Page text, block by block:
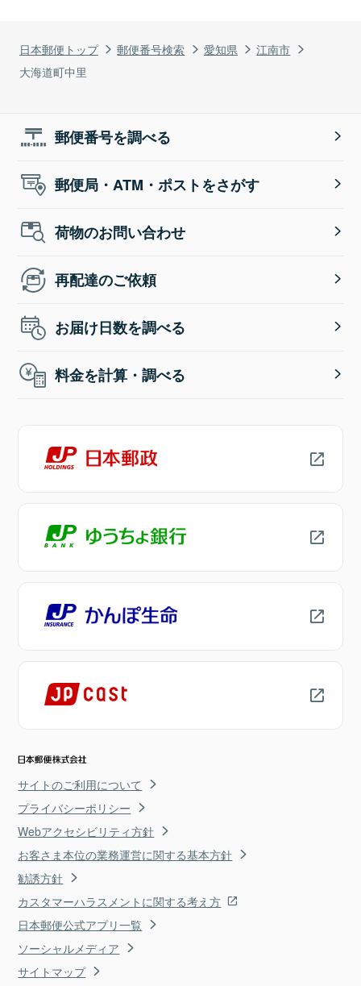
日本郵便トップ 郵便番号検索 愛知県
江南市
大海道町中里
郵便番号を調べる
郵便局・ATM・ポストをさがす
荷物のお問い合わせ
再配達のご依頼
お届け日数を調べる
料金を計算・調べる
サイトのご利用について
プライバシーポリシー
Webアクセシビリティ方針
お客さま本位の業務運営に関する基本方針
勧誘方針
カスタマーハラスメントに関する考え方
日本郵便公式アプリ一覧
ソーシャルメディア
サイトマップ